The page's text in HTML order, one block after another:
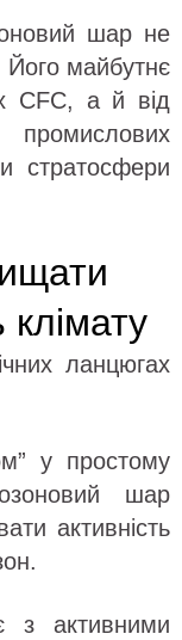
шар не
Його майбутнє
CFC, а й від
стратосфери
ланцюгах
у простому
шар
активність
з активними